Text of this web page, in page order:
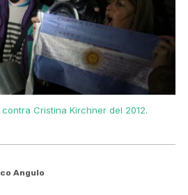
Cristina Kirchner del 2012.
Angulo